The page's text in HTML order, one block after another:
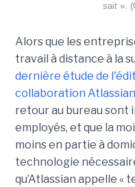
sait ».
Alors que les
travail à distance à la
dernière étude de
collaboration Atlassian
retour au bureau sont
employés, et que la
moins en partie à
technologie
qu’Atlassian appelle «